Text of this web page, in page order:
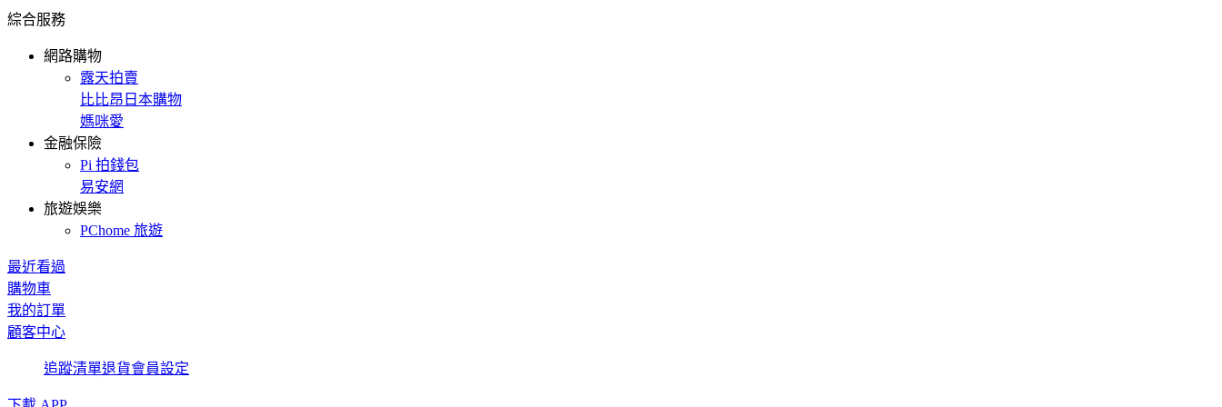
綜合服務
網路購物
露天拍賣
比比昂日本購物
媽咪愛
金融保險
Pi 拍錢包
易安網
旅遊娛樂
PChome 旅遊
最近看過
購物車
我的訂單
顧客中心
追蹤清單退貨會員設定